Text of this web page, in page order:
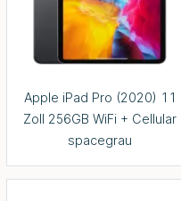
Apple iPad Pro (2020) 11
Zoll 256GB WiFi + Cellular
spacegrau